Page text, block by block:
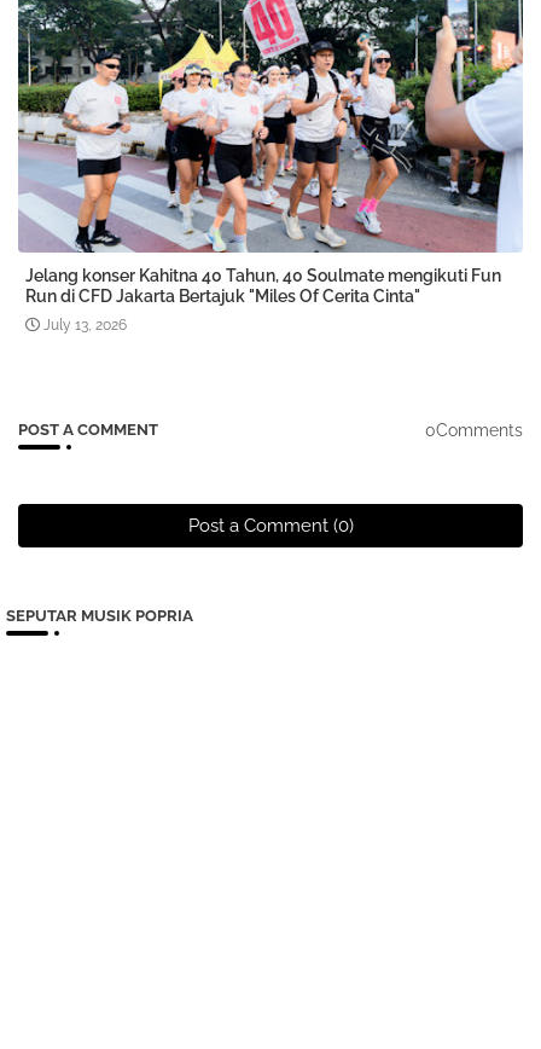
Jelang konser Kahitna 40 Tahun, 40 Soulmate mengikuti Fun
Run di CFD Jakarta Bertajuk "Miles Of Cerita Cinta"
July 13, 2026
POST A COMMENT 0Comments
Post a Comment (0)
SEPUTAR MUSIK POPRIA